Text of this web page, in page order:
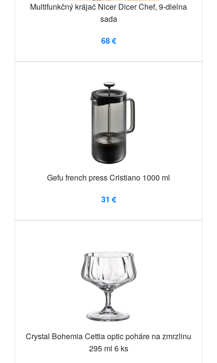
Multifunkčný krájač Nicer Dicer Chef, 9-dielna
sada
68 €
Gefu french press Cristiano 1000 ml
31 €
Crystal Bohemia Cettia optic poháre na zmrzlinu
295 ml 6 ks